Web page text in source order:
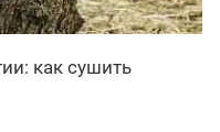
как сушить